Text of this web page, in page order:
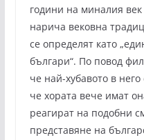
години на миналия
нарича вековна
се определят като
българи“. По повод
че най-хубавото в
че хората вече имат
реагират на подобни
представяне на